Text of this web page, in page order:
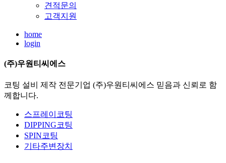
견적문의
고객지원
home
login
(주)우원티씨에스
코팅 설비 제작 전문기업 (주)우원티씨에스 믿음과 신뢰로 함
께합니다.
스프레이코팅
DIPPING코팅
SPIN코팅
기타주변장치